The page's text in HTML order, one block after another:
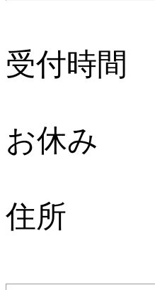
受付時
お休み
住所 新